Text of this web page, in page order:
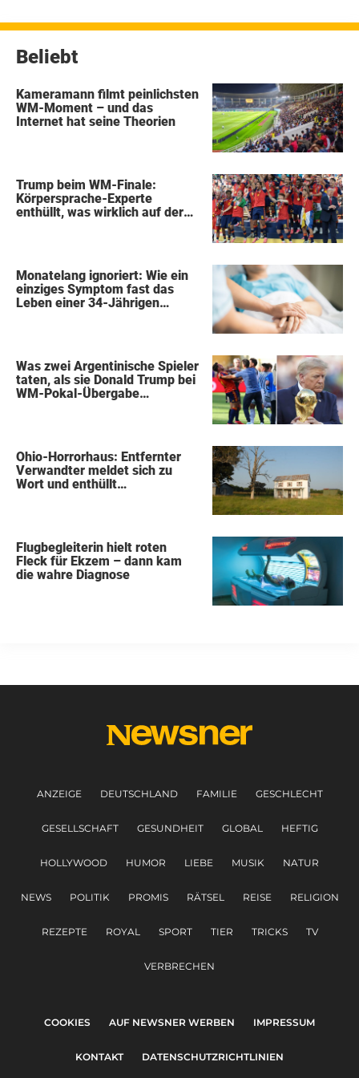
Beliebt
Kameramann filmt peinlichsten
WM-Moment – und das
Internet hat seine Theorien
Trump beim WM-Finale:
Körpersprache-Experte
enthüllt, was wirklich auf der
Monatelang ignoriert: Wie ein
einziges Symptom fast das
Leben einer 34-Jährigen
Was zwei Argentinische Spieler
taten, als sie Donald Trump bei
WM-Pokal-Übergabe
Ohio-Horrorhaus: Entfernter
Verwandter meldet sich zu
Wort und enthüllt
Flugbegleiterin hielt roten
Fleck für Ekzem – dann kam
die wahre Diagnose
ANZEIGE DEUTSCHLAND FAMILIE GESCHLECHT
GESELLSCHAFT GESUNDHEIT GLOBAL HEFTIG
HOLLYWOOD HUMOR LIEBE MUSIK NATUR
NEWS POLITIK PROMIS RÄTSEL REISE RELIGION
REZEPTE ROYAL SPORT TIER TRICKS TV
VERBRECHEN
COOKIES AUF NEWSNER WERBEN IMPRESSUM
KONTAKT DATENSCHUTZRICHTLINIEN